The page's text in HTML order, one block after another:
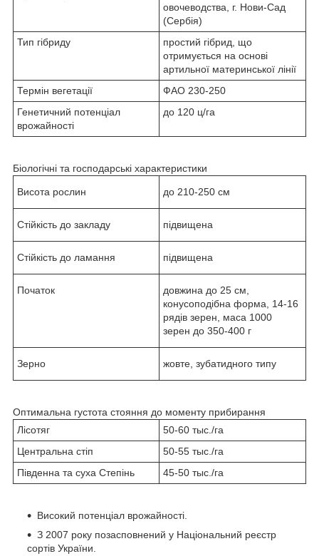
овочеводства, г. Нови-Сад
(Сербія)
Тип гібриду
простий гібрид, що
отримується на основі
артильної материнської лінії
Термін вегетації
ФАО 230-250
Генетичний потенціал
врожайності
до 120 ц/га
Біологічні та господарські характеристики
Висота рослин до 210-250 см
Стійкість до закладу підвищена
Стійкість до ламання підвищена
Початок
довжина до 25 см,
конусоподібна форма, 14-16
рядів зерен, маса 1000
зерен до 350-400 г
Зерно жовте, зубатидного типу
Оптимальна густота стояння до моменту прибирання
Лісотяг
50-60 тыс./га
Центральна стіп
50-55 тыс./га
Південна та суха Степінь
45-50 тыс./га
Високий потенціал врожайності.
З 2007 року позасповнений у Національний реєстр
сортів України.